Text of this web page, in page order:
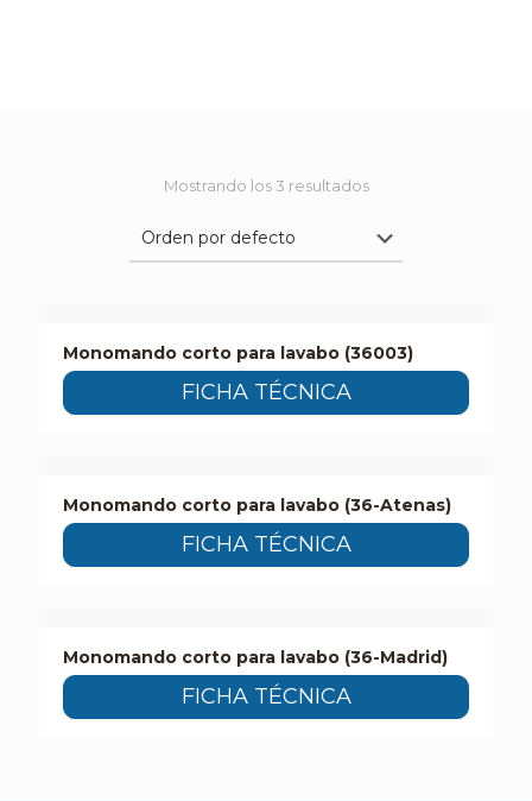
Mostrando los 3 resultados
Monomando corto para lavabo (36003)
FICHA TÉCNICA
Monomando corto para lavabo (36-Atenas)
FICHA TÉCNICA
Monomando corto para lavabo (36-Madrid)
FICHA TÉCNICA